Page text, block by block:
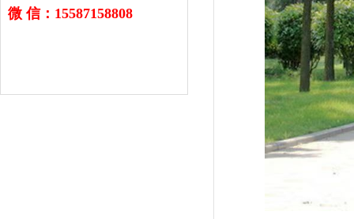
微 信：15587158808